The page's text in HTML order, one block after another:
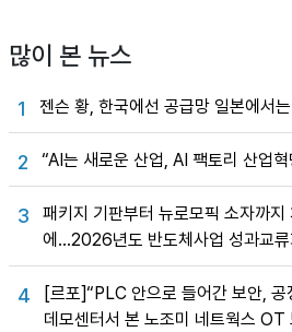
많이 본 뉴스
1 젠슨 황, 한국에선 공급망 일본에서
2 “AI는 새로운 산업, AI 팩토리 산업
3
패키지 기판부터 뉴로모픽 소자까
에…2026년도 반도체사업 성과교류
4
[르포]“PLC 안으로 들어간 보안,
데모센터서 본 노조미 네트웍스 OT